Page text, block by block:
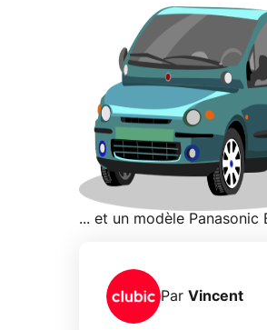
... et un modèle Panasonic
Par Vincent